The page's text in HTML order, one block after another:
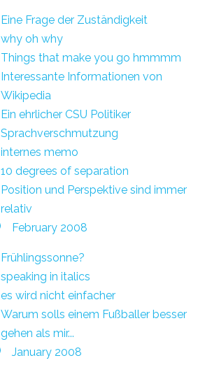
Eine Frage der Zuständigkeit
why oh why
Things that make you go hmmmm
Interessante Informationen von
Wikipedia
Ein ehrlicher CSU Politiker
Sprachverschmutzung
internes memo
10 degrees of separation
Position und Perspektive sind immer
relativ
February 2008
Frühlingssonne?
speaking in italics
es wird nicht einfacher
Warum solls einem Fußballer besser
gehen als mir...
January 2008